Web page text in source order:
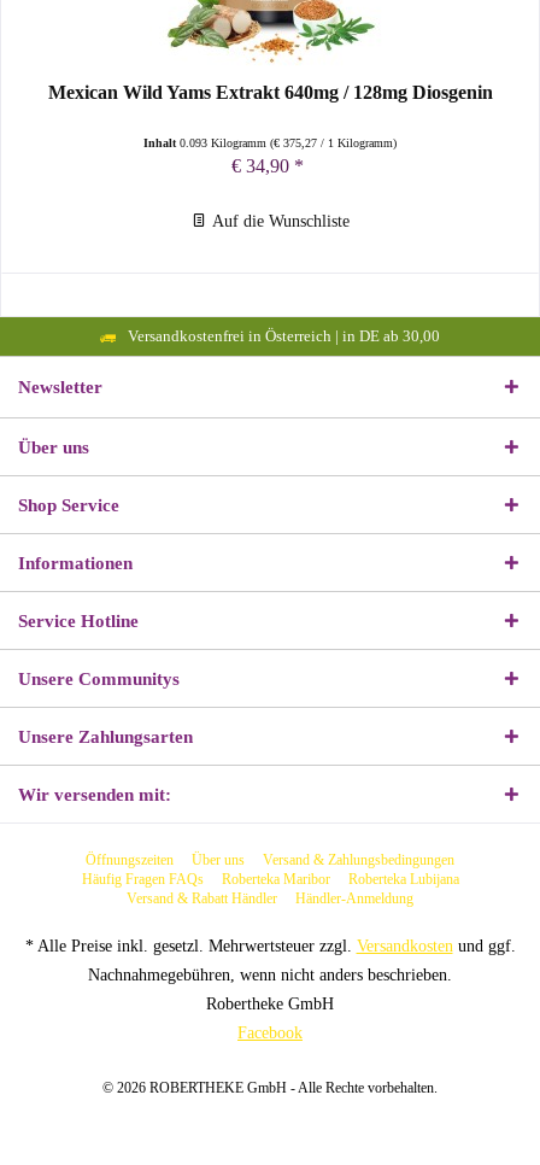
Mexican Wild Yams Extrakt 640mg / 128mg Diosgenin
Inhalt0.093 Kilogramm(€ 375,27 / 1 Kilogramm)
€ 34,90 *
Auf die Wunschliste
Versandkostenfrei in Österreich | in DE ab 30,00
Newsletter
Über uns
Shop Service
Informationen
Service Hotline
Unsere Communitys
Unsere Zahlungsarten
Wir versenden mit:
Öffnungszeiten Über uns
Versand & Zahlungsbedingungen
Häufig Fragen FAQs
Roberteka Maribor
Roberteka Lubijana
Versand & Rabatt Händler
Händler-Anmeldung
* Alle Preise inkl. gesetzl. Mehrwertsteuer zzgl. Versandkosten und ggf.
Nachnahmegebühren, wenn nicht anders beschrieben.
Robertheke GmbH
Facebook
© 2026 ROBERTHEKE GmbH - Alle Rechte vorbehalten.